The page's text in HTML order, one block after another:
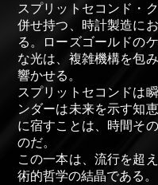
スプリットセコンド・
併せ持つ、時計製造に
る。ローズゴールドの
な光は、複雑機構を包
響かせる。
スプリットセコンドは
ンダーは未来を示す知
に宿すことは、時間そ
のだ。
この一本は、流行を超
術的哲学の結晶である。